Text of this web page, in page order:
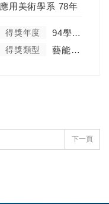
應用美術學系 78年
得獎年度 94學年度
得獎類型 藝能體育類
下一頁